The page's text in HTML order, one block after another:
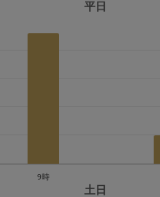
期は月2回まで隔週定期は月1
※キャンセル料金の設定につい
平日
9時
土日